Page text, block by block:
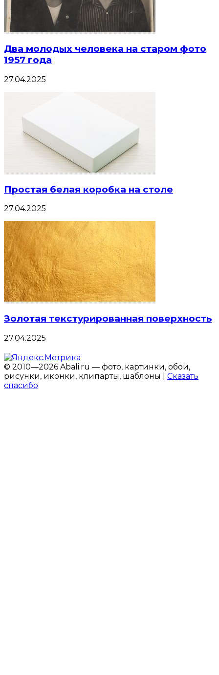
Два молодых человека на старом фото
1957 года
27.04.2025
Простая белая коробка на столе
27.04.2025
Золотая текстурированная поверхность
27.04.2025
© 2010—2026 Abali.ru — фото, картинки, обои,
рисунки, иконки, клипарты, шаблоны | Сказать
спасибо